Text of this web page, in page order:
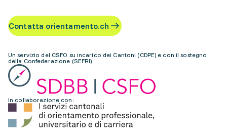
Contatta orientamento.ch
Un servizio del CSFO su incarico dei Cantoni (CDPE) e con il sostegno
della Confederazione (SEFRI)
In collaborazione con: